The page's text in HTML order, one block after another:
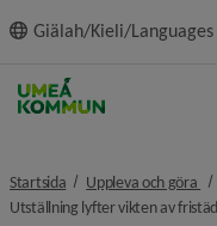
innehållet
Giälah/Kieli/Languages
Startsida Uppleva och göra
Utställning lyfter vikten av